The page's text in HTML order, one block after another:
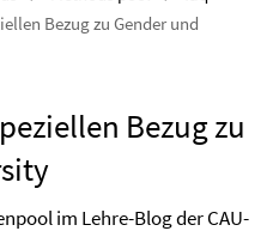
Bezug zu Gender und
Bezug zu
im Lehre-Blog der CAU-